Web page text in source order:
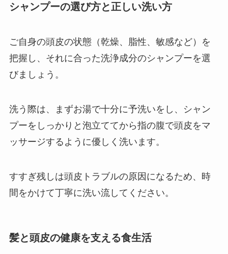
シャンプーの選び方と正しい洗い方
ご自身の頭皮の状態（乾燥、脂性、敏感など）を
把握し、それに合った洗浄成分のシャンプーを選
びましょう。
洗う際は、まずお湯で十分に予洗いをし、シャン
プーをしっかりと泡立ててから指の腹で頭皮をマ
ッサージするように優しく洗います。
すすぎ残しは頭皮トラブルの原因になるため、時
間をかけて丁寧に洗い流してください。
髪と頭皮の健康を支える食生活